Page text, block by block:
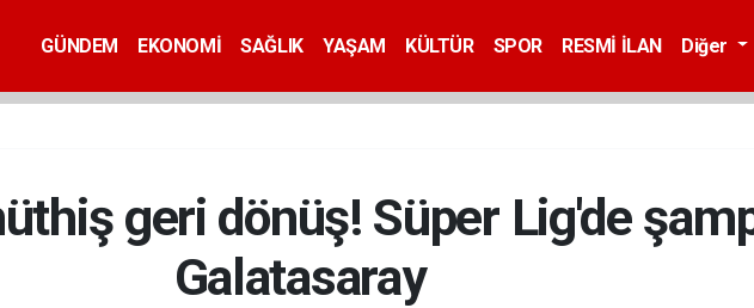
GÜNDEM EKONOMİ SAĞLIK YAŞAM KÜLTÜR SPOR RESMİ İLAN Diğer
geri dönüş! Süper Lig'de
Galatasaray